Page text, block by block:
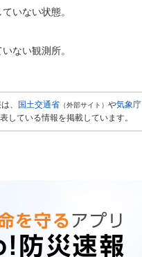
いない状態。
ない観測所。
、 国土交通省 （外部サイト） や気象庁
している情報を掲載しています。